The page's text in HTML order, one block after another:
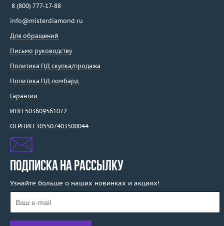
8 (800) 777-17-88
info@misterdiamond.ru
Для обращений
Письмо руководству
Политика ПД скупка/продажа
Политика ПД ломбард
Гарантии
ИНН 503609561072
ОГРНИП 305507403500044
ПОДПИСКА НА РАССЫЛКУ
Узнайте больше о наших новинках и акциях!